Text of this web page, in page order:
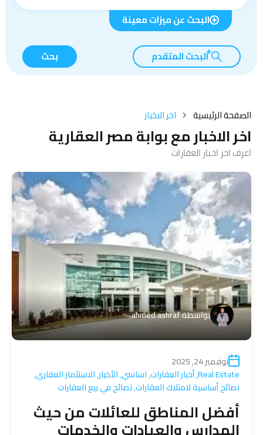
البحث عن ميزات معينة
البحث المتقدم بحث
الصفحة الرئيسية اخر الاخبار
اخر الاخبار مع بوابة مصر العقارية
اعرف اخر اخبار العقارات
بواسطةahmed ashraf
نوفمبر 24, 2025
Real Estate
,أخبار العقارات,اساسي,الأخبار,الاستثمار العقاري,
نصائح أساسية لامتلاك العقارات,نصائح في بيع العقارات
أفضل المناطق للعائلات من حيث